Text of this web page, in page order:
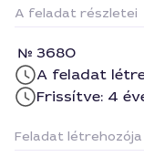
A feladat részletei
3680
A feladat
Frissítve: 4
Feladat létrehozója